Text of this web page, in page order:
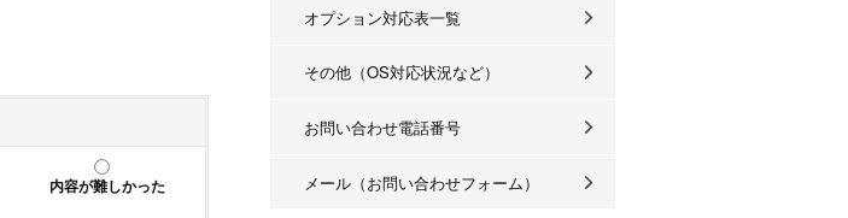
内容が難しかった
オプション対応表一覧
その他（OS対応状況など）
お問い合わせ電話番号
メール（お問い合わせフォーム）